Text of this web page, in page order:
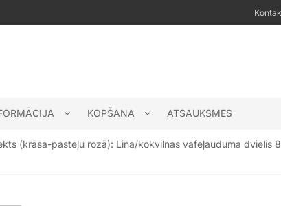
KOPŠANA ATSAUKSMES
(krāsa-pasteļu rozā): Lina/kokvilnas vafeļauduma dvielis